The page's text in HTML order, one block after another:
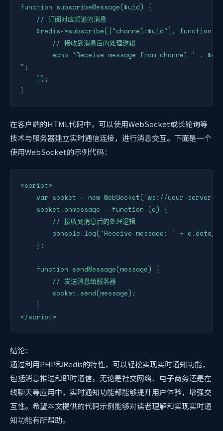
function subscribeMessage($uid) {
    // 订阅对应频道的消息
$redis->subscribe(["channel:$uid"], function
        // 接收到消息后的处理逻辑
echo 'Receive message from channel ' .
";
    });
}
在客户端的HTML代码中，可以使用WebSocket或长轮询等
技术与服务器建立实时通信连接，进行消息交互。下面是一个
使用WebSocket的示例代码：
<script>
var socket = new WebSocket('ws://your-server-
    socket.onmessage = function (e) {
        // 接收到消息后的处理逻辑
        console.log('Receive message: ' + e.data);
    };
    function sendMessage(message) {
        // 发送消息给服务器
        socket.send(message);
    }
</script>
结论：
通过利用PHP和Redis的特性，可以轻松实现实时通知功能，
包括消息推送和即时通信。无论是社交网络、电子商务还是在
线聊天等应用中，实时通知功能都能够提升用户体验，增强交
互性。希望本文提供的代码示例能够对读者理解和实现实时通
知功能有所帮助。